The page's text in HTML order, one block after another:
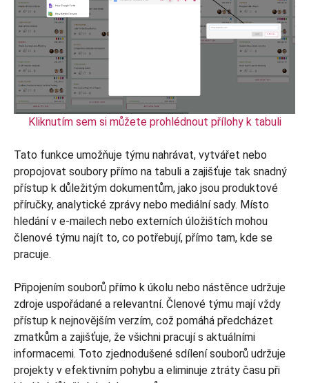
Kliknutím sem si můžete prohlédnout přílohy k tabuli
Tato funkce umožňuje týmu nahrávat, vytvářet nebo
propojovat soubory přímo na tabuli a zajišťuje tak snadný
přístup k důležitým dokumentům, jako jsou produktové
příručky, analytické zprávy nebo mediální sady. Místo
hledání v e-mailech nebo externích úložištích mohou
členové týmu najít to, co potřebují, přímo tam, kde se
pracuje.
Připojením souborů přímo k úkolu nebo nástěnce udržuje
zdroje uspořádané a relevantní. Členové týmu mají vždy
přístup k nejnovějším verzím, což pomáhá předcházet
zmatkům a zajišťuje, že všichni pracují s aktuálními
informacemi. Toto zjednodušené sdílení souborů udržuje
projekty v efektivním pohybu a eliminuje ztráty času při